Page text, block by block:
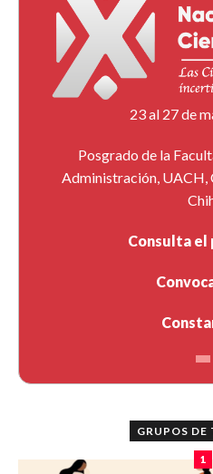
23 al 27 de
Posgrado de la
Administración, UACH,
Consulta el
GRUPOS DE
1